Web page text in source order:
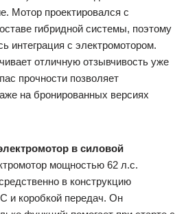
Мотор проектировался с
гибридной системы, поэтому
интеграция с электромотором.
отличную отзывчивость уже
прочности позволяет
на бронированных версиях
в силовой
мощностью 62 л.с.
в конструкцию
и коробкой передач. Он